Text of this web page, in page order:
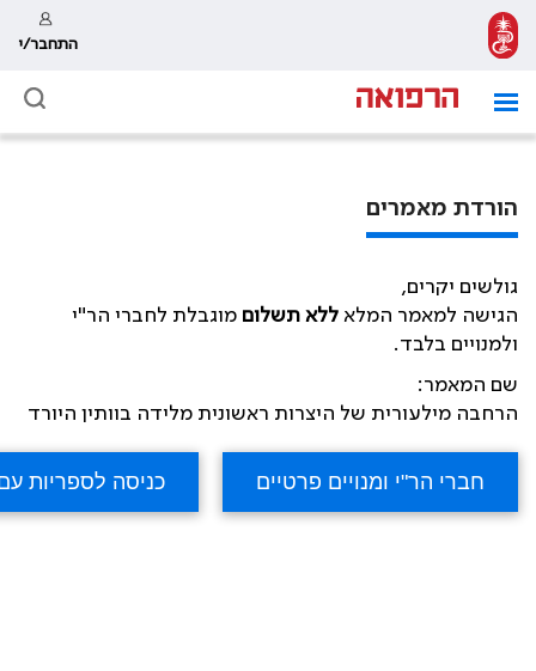
התחבר/י
הורדת מאמרים
גולשים יקרים,
הגישה למאמר המלא ללא תשלום מוגבלת לחברי הר"י
ולמנויים בלבד.
שם המאמר:
הרחבה מילעורית של היצרות ראשונית מלידה בוותין היורד